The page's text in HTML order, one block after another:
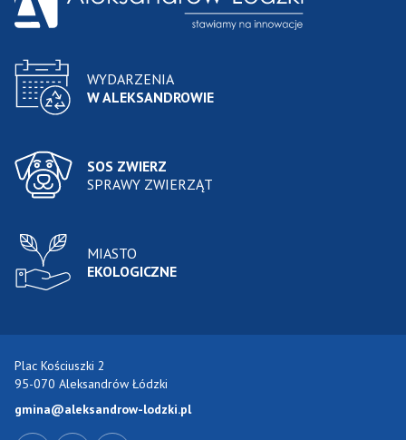
WYDARZENIA
W ALEKSANDROWIE
SOS ZWIERZ
SPRAWY ZWIERZĄT
MIASTO
EKOLOGICZNE
Plac Kościuszki 2
95-070 Aleksandrów Łódzki
gmina@aleksandrow-lodzki.pl